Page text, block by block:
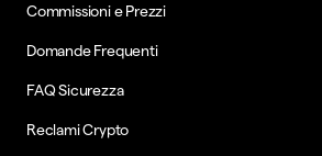
Commissioni e Prezzi
Domande Frequenti
FAQ Sicurezza
Reclami Crypto